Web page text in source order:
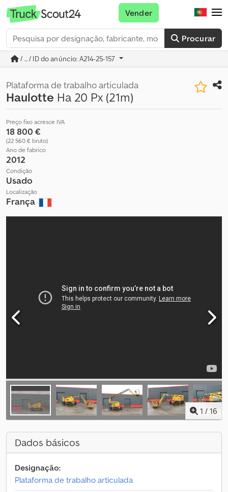
Procurar
Vender
/ ... / ID do anúncio: A214-25-157
Plataforma de trabalho articulada
Haulotte Ha 20 Px (21m)
Preço fixo acresce IVA
18 800 €
(22 560 € bruto)
Ano de fabrico
2012
Condição
Usado
Localização
França
1 / 16
Dados básicos
Designação:
Plataforma de trabalho articulada